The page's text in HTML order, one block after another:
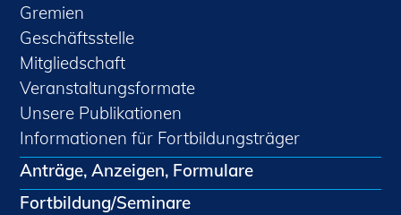
Gremien
Geschäftsstelle
Mitgliedschaft
Veranstaltungsformate
Unsere Publikationen
Informationen für Fortbildungsträger
Anträge, Anzeigen, Formulare
Fortbildung/Seminare